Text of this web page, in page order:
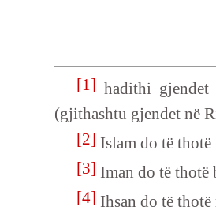
[1] hadithi
(gjithashtu gjendet në
[2] Islam do të
[3] Iman do të thotë
[4] Ihsan do të